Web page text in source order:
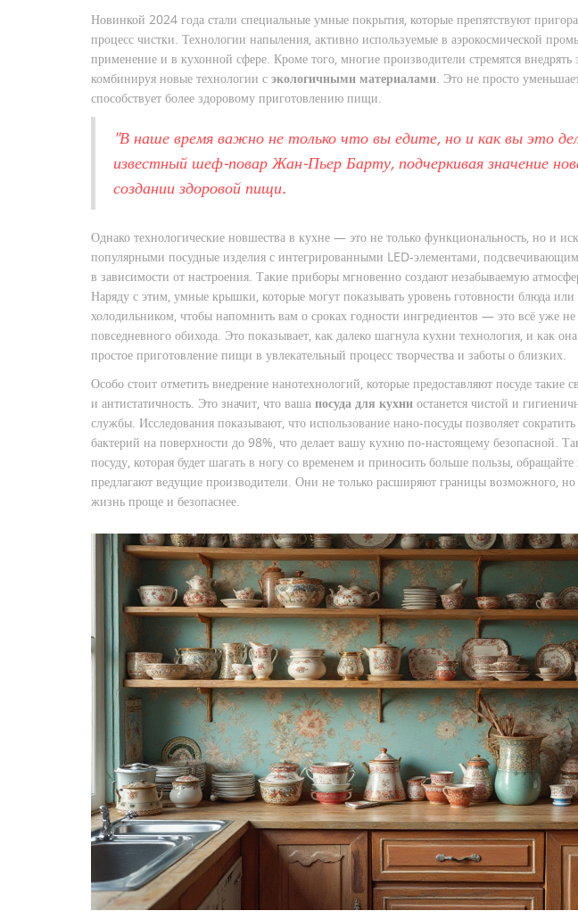
Новинкой 2024 года стали специальные умные покрытия, которые препятствуют
процесс чистки. Технологии напыления, активно используемые в аэрокосмической
применение и в кухонной сфере. Кроме того, многие производители стремятся
комбинируя новые технологии с экологичными материалами. Это не просто
способствует более здоровому приготовлению пищи.
"В наше время важно не только что вы едите, но и как вы это
известный шеф-повар Жан-Пьер Барту, подчеркивая значение
создании здоровой пищи.
Однако технологические новшества в кухне — это не только функциональность, но и
популярными посудные изделия с интегрированными LED-элементами,
в зависимости от настроения. Такие приборы мгновенно создают незабываемую
Наряду с этим, умные крышки, которые могут показывать уровень готовности блюда или
холодильником, чтобы напомнить вам о сроках годности ингредиентов — это всё уже не
повседневного обихода. Это показывает, как далеко шагнула кухни технология, и как
простое приготовление пищи в увлекательный процесс творчества и заботы о близких.
Особо стоит отметить внедрение нанотехнологий, которые предоставляют посуде такие
и антистатичность. Это значит, что ваша посуда для кухни останется чистой и
службы. Исследования показывают, что использование нано-посуды позволяет
бактерий на поверхности до 98%, что делает вашу кухню по-настоящему безопасной.
посуду, которая будет шагать в ногу со временем и приносить больше пользы,
предлагают ведущие производители. Они не только расширяют границы возможного,
жизнь проще и безопаснее.